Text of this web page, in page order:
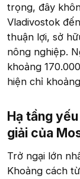
trọng, đây
Vladivostok
thuận lợi, sở
nông nghiệp.
khoảng
hiện chỉ
Hạ tầng
giải của
Trở ngại lớn
Khoảng cách